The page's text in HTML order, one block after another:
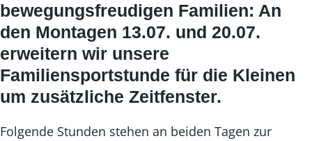
bewegungsfreudigen Familien: An
den Montagen 13.07. und 20.07.
erweitern wir unsere
Familiensportstunde für die Kleinen
um zusätzliche Zeitfenster.
Folgende Stunden stehen an beiden Tagen zur